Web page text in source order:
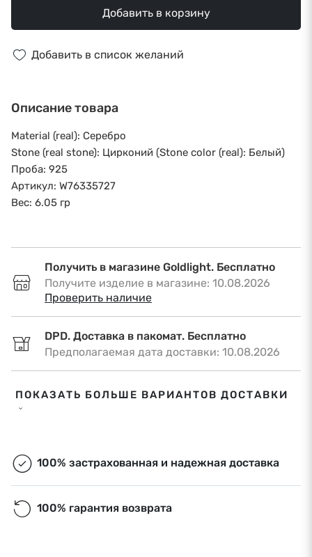
Добавить в корзину
Добавить в список желаний
Описание товара
Material (real): Серебро
Stone (real stone): Цирконий (Stone color (real): Белый)
Проба: 925
Артикул: W76335727
Вес: 6.05 гр
Получить в магазине Goldlight. Бесплатно
Получите изделие в магазине: 10.08.2026
•
Проверить наличие
DPD. Доставка в пакомат. Бесплатно
Предполагаемая дата доставки: 10.08.2026
DPD. Доставка по адресу. €6,50
Предполагаемая дата доставки: 10.08.2026
Экспресс-доставка в Риге и Рижском районе
ПОКАЗАТЬ БОЛЬШЕ ВАРИАНТОВ ДОСТАВКИ
100% застрахованная и надежная доставка
100% гарантия возврата